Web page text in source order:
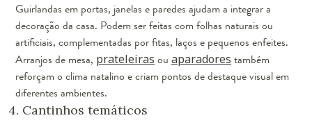
Guirlandas em portas, janelas e paredes ajudam a integrar a
decoração da casa. Podem ser feitas com folhas naturais ou
artificiais, complementadas por fitas, laços e pequenos enfeites.
Arranjos de mesa, prateleiras ou aparadores também
reforçam o clima natalino e criam pontos de destaque visual em
diferentes ambientes.
4. Cantinhos temáticos